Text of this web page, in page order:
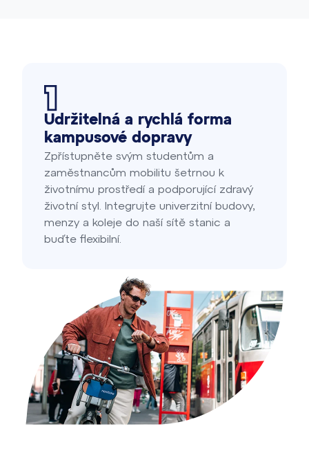
Udržitelná a rychlá forma
kampusové dopravy
Zpřístupněte svým studentům a
zaměstnancům mobilitu šetrnou k
životnímu prostředí a podporující zdravý
životní styl. Integrujte univerzitní budovy,
menzy a koleje do naší sítě stanic a
buďte flexibilní.